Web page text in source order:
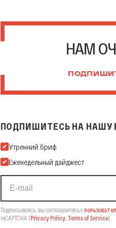
НАМ
ПОДПИШИТЕСЬ НА НАШУ
Подпишитесь на нашу Email-
Утренний бриф
Еженедельный дайджест
Подписываясь, вы соглашаетесь с
reCAPTCHA (Privacy Policy, Terms of Service).